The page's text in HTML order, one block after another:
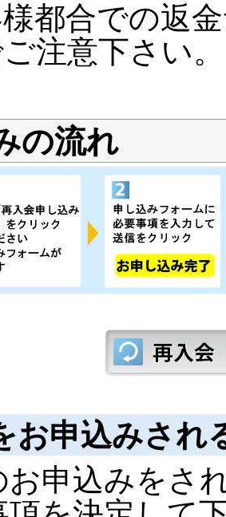
都合での返
注意下さい。
の流れ
お申込みされ
お申込みをさ